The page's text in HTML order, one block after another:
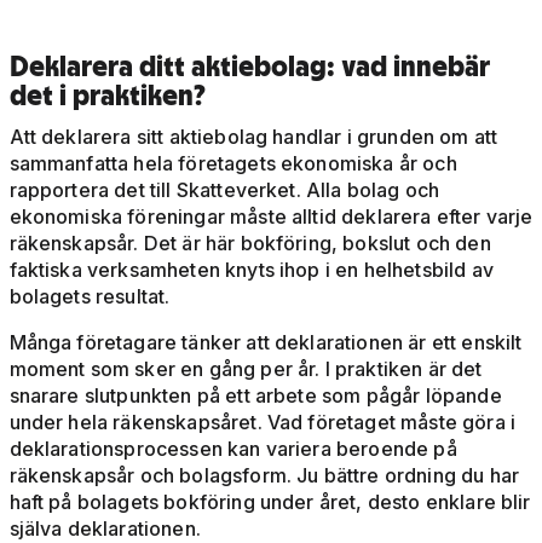
Deklarera ditt aktiebolag: vad innebär
det i praktiken?
Att deklarera sitt aktiebolag handlar i grunden om att
sammanfatta hela företagets ekonomiska år och
rapportera det till Skatteverket. Alla bolag och
ekonomiska föreningar måste alltid deklarera efter varje
räkenskapsår. Det är här bokföring, bokslut och den
faktiska verksamheten knyts ihop i en helhetsbild av
bolagets resultat.
Många företagare tänker att deklarationen är ett enskilt
moment som sker en gång per år. I praktiken är det
snarare slutpunkten på ett arbete som pågår löpande
under hela räkenskapsåret. Vad företaget måste göra i
deklarationsprocessen kan variera beroende på
räkenskapsår och bolagsform. Ju bättre ordning du har
haft på bolagets bokföring under året, desto enklare blir
själva deklarationen.